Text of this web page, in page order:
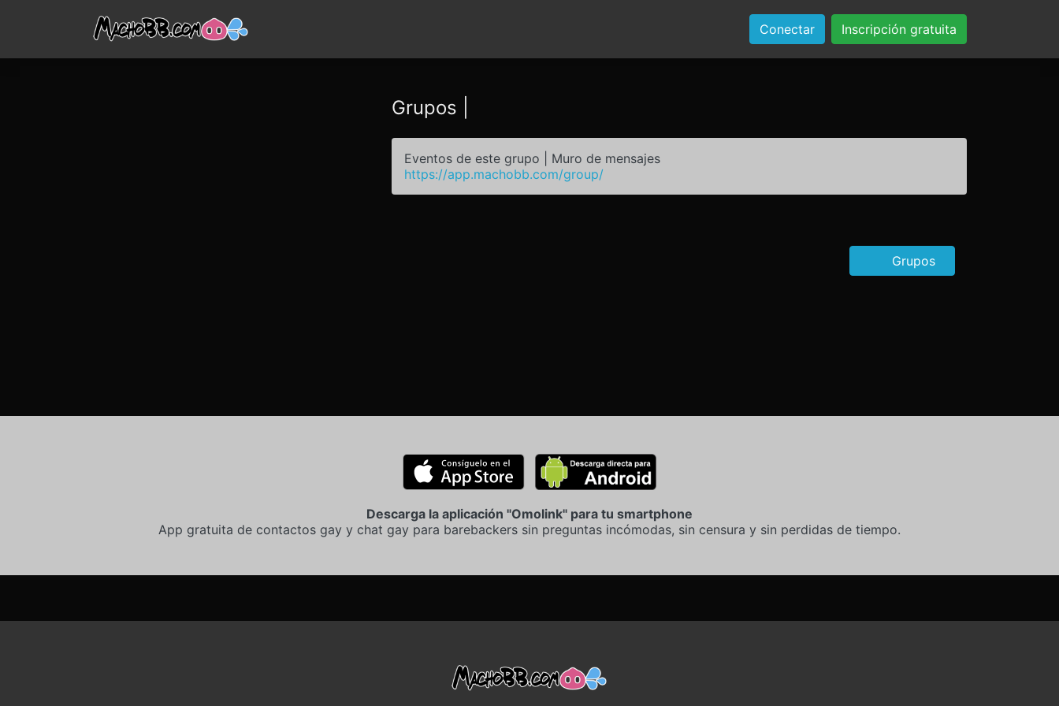
Conectar Inscripción gratuita
Grupos |
Eventos de este grupo | Muro de mensajes
https://app.machobb.com/group/
Grupos
Descarga la aplicación "Omolink" para tu smartphone
App gratuita de contactos gay y chat gay para barebackers sin preguntas incómodas, sin censura y sin perdidas de tiempo.